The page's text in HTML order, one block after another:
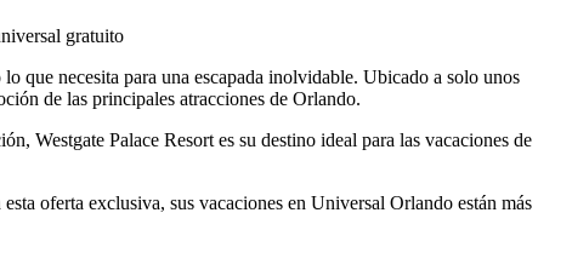
gratuito
que necesita para una escapada inolvidable. Ubicado a solo unos
de las principales atracciones de Orlando.
Westgate Palace Resort es su destino ideal para las vacaciones de
oferta exclusiva, sus vacaciones en Universal Orlando están más